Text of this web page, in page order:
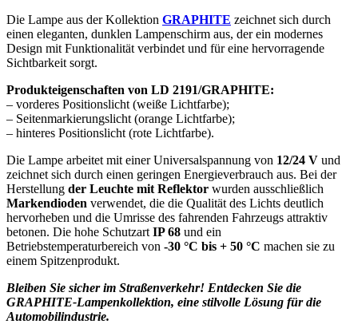
Die Lampe aus der Kollektion GRAPHITE zeichnet sich durch
einen eleganten, dunklen Lampenschirm aus, der ein modernes
Design mit Funktionalität verbindet und für eine hervorragende
Sichtbarkeit sorgt.
Produkteigenschaften von LD 2191/GRAPHITE:
– vorderes Positionslicht (weiße Lichtfarbe);
– Seitenmarkierungslicht (orange Lichtfarbe);
– hinteres Positionslicht (rote Lichtfarbe).
Die Lampe arbeitet mit einer Universalspannung von 12/24 V und
zeichnet sich durch einen geringen Energieverbrauch aus. Bei der
Herstellung der Leuchte mit Reflektor wurden ausschließlich
Markendioden verwendet, die die Qualität des Lichts deutlich
hervorheben und die Umrisse des fahrenden Fahrzeugs attraktiv
betonen. Die hohe Schutzart IP 68 und ein
Betriebstemperaturbereich von -30 °C bis + 50 °C machen sie zu
einem Spitzenprodukt.
Bleiben Sie sicher im Straßenverkehr! Entdecken Sie die
GRAPHITE-Lampenkollektion, eine stilvolle Lösung für die
Automobilindustrie.